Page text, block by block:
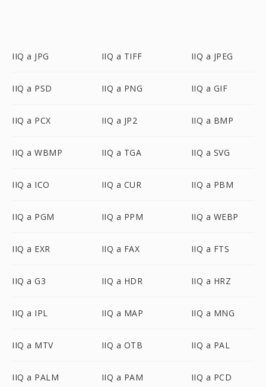
IIQ a JPG IIQ a TIFF IIQ a JPEG
IIQ a PSD IIQ a PNG IIQ a GIF
IIQ a PCX IIQ a JP2 IIQ a BMP
IIQ a WBMP IIQ a TGA IIQ a SVG
IIQ a ICO IIQ a CUR IIQ a PBM
IIQ a PGM IIQ a PPM IIQ a WEBP
IIQ a EXR IIQ a FAX IIQ a FTS
IIQ a G3 IIQ a HDR IIQ a HRZ
IIQ a IPL IIQ a MAP IIQ a MNG
IIQ a MTV IIQ a OTB IIQ a PAL
IIQ a PALM IIQ a PAM IIQ a PCD